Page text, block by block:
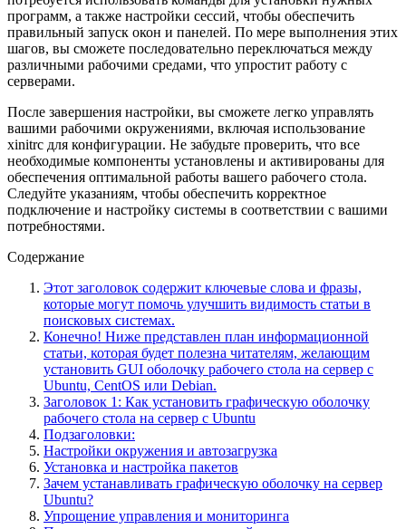
программ, а также настройки сессий, чтобы обеспечить
правильный запуск окон и панелей. По мере выполнения этих
шагов, вы сможете последовательно переключаться между
различными рабочими средами, что упростит работу с
серверами.
После завершения настройки, вы сможете легко управлять
вашими рабочими окружениями, включая использование
xinitrc для конфигурации. Не забудьте проверить, что все
необходимые компоненты установлены и активированы для
обеспечения оптимальной работы вашего рабочего стола.
Следуйте указаниям, чтобы обеспечить корректное
подключение и настройку системы в соответствии с вашими
потребностями.
Содержание
Этот заголовок содержит ключевые слова и фразы,
которые могут помочь улучшить видимость статьи в
поисковых системах.
Конечно! Ниже представлен план информационной
статьи, которая будет полезна читателям, желающим
установить GUI оболочку рабочего стола на сервер с
Ubuntu, CentOS или Debian.
Заголовок 1: Как установить графическую оболочку
рабочего стола на сервер с Ubuntu
Подзаголовки:
Настройки окружения и автозагрузка
Установка и настройка пакетов
Зачем устанавливать графическую оболочку на сервер
Ubuntu?
Упрощение управления и мониторинга